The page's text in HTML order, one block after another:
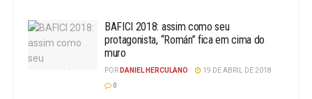
BAFICI 2018: assim como seu
protagonista, “Román” fica em cima do
muro
POR DANIEL HERCULANO
19 DE ABRIL DE 2018
0